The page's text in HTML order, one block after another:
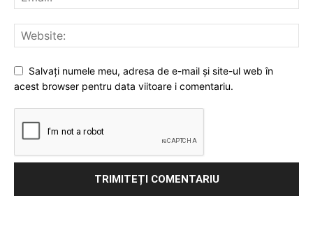
Salvați numele meu, adresa de e-mail și site-ul web în
acest browser pentru data viitoare i comentariu.